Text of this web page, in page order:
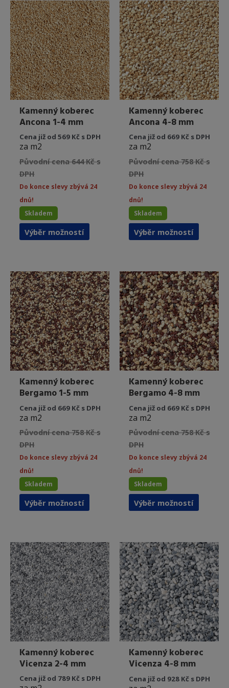
variant.
Možnosti
lze
vybrat
na
stránce
produktu
variant.
lze
vybrat
na
stránce
Kamenný koberec
Ancona 1-4 mm
Cena již od 569 Kč s DPH
za m2
Původní cena 644 Kč s
DPH
Do konce slevy zbývá 24
dnů!
Skladem
Výběr možností
Tento
produkt
variant.
Možnosti
lze
vybrat
na
stránce
produktu
Kamenný koberec
Ancona 4-8 mm
Cena již od 669 Kč s DPH
za m2
Původní cena 758 Kč s
DPH
Do konce slevy zbývá 24
dnů!
Skladem
Výběr možností
Tento
produkt
variant.
lze
vybrat
na
stránce
Kamenný koberec
Bergamo 1-5 mm
Cena již od 669 Kč s DPH
za m2
Původní cena 758 Kč s
DPH
Do konce slevy zbývá 24
dnů!
Skladem
Výběr možností
Tento
produkt
variant.
Možnosti
lze
vybrat
na
stránce
produktu
Kamenný koberec
Bergamo 4-8 mm
Cena již od 669 Kč s DPH
za m2
Původní cena 758 Kč s
DPH
Do konce slevy zbývá 24
dnů!
Skladem
Výběr možností
Tento
produkt
variant.
lze
vybrat
na
stránce
Kamenný koberec
Vicenza 2-4 mm
Cena již od 789 Kč s DPH
Kamenný koberec
Vicenza 4-8 mm
Cena již od 928 Kč s DPH